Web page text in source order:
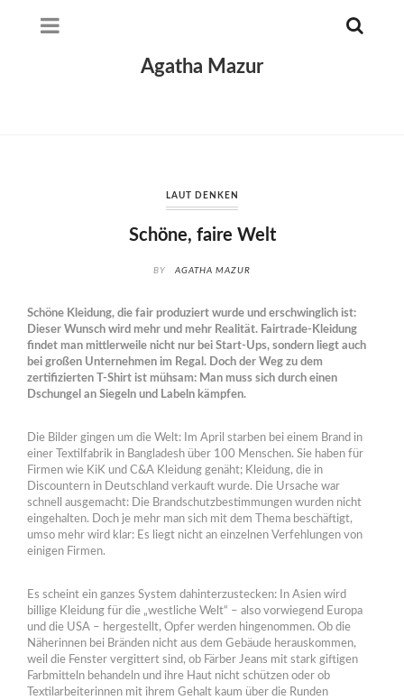
Agatha Mazur
LAUT DENKEN
Schöne, faire Welt
BY AGATHA MAZUR
Schöne Kleidung, die fair produziert wurde und erschwinglich ist:
Dieser Wunsch wird mehr und mehr Realität. Fairtrade-Kleidung
findet man mittlerweile nicht nur bei Start-Ups, sondern liegt auch
bei großen Unternehmen im Regal. Doch der Weg zu dem
zertifizierten T-Shirt ist mühsam: Man muss sich durch einen
Dschungel an Siegeln und Labeln kämpfen.
Die Bilder gingen um die Welt: Im April starben bei einem Brand in
einer Textilfabrik in Bangladesh über 100 Menschen. Sie haben für
Firmen wie KiK und C&A Kleidung genäht; Kleidung, die in
Discountern in Deutschland verkauft wurde. Die Ursache war
schnell ausgemacht: Die Brandschutzbestimmungen wurden nicht
eingehalten. Doch je mehr man sich mit dem Thema beschäftigt,
umso mehr wird klar: Es liegt nicht an einzelnen Verfehlungen von
einigen Firmen.
Es scheint ein ganzes System dahinterzustecken: In Asien wird
billige Kleidung für die „westliche Welt“ – also vorwiegend Europa
und die USA – hergestellt, Opfer werden hingenommen. Ob die
Näherinnen bei Bränden nicht aus dem Gebäude herauskommen,
weil die Fenster vergittert sind, ob Färber Jeans mit stark giftigen
Farbmitteln behandeln und ihre Haut nicht schützen oder ob
Textilarbeiterinnen mit ihrem Gehalt kaum über die Runden